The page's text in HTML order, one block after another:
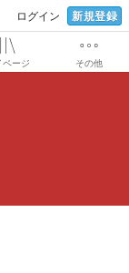
ログイン 新規登録
ページ その他